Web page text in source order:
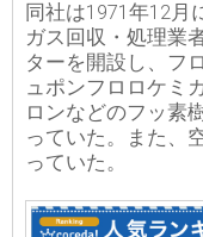
同社は1971年12月
ガス回収・処理業
ターを開設し、フ
ュポンフロロケミ
ロンなどのフッ素
っていた。また、
っていた。